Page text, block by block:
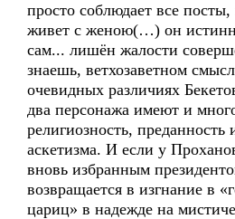
просто соблюдает все
живет с женою(…) он
сам... лишён жалости
знаешь, ветхозаветном
очевидных различиях
два персонажа имеют и
религиозность, преданность
аскетизма. И если у
вновь избранным
возвращается в изгнание в
цариц» в надежде на